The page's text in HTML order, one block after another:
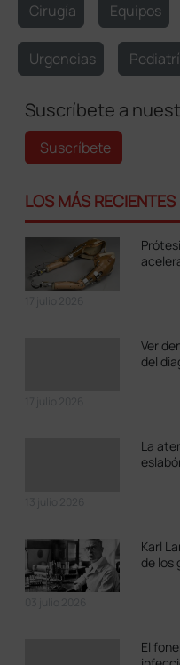
Cirugía Equipos
Urgencias
Suscríbete a
Suscríbete
LOS MÁS RECIENTES
Ver
del
La
Karl
de los
El